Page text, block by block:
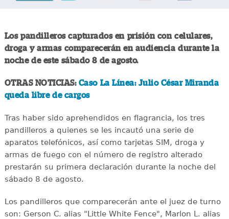
Los pandilleros capturados en prisión con celulares,
droga y armas comparecerán en audiencia durante la
noche de este sábado 8 de agosto.
OTRAS NOTICIAS: Caso La Línea: Julio César Miranda
queda libre de cargos
Tras haber sido aprehendidos en flagrancia, los tres
pandilleros a quienes se les incautó una serie de
aparatos telefónicos, así como tarjetas SIM, droga y
armas de fuego con el número de registro alterado
prestarán su primera declaración durante la noche del
sábado 8 de agosto.
Los pandilleros que comparecerán ante el juez de turno
son: Gerson C. alias "Little White Fence", Marlon L. alias